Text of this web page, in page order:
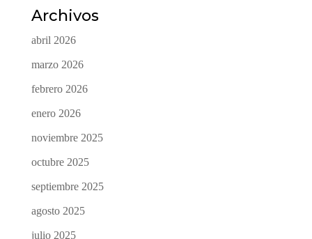
Archivos
abril 2026
marzo 2026
febrero 2026
enero 2026
noviembre 2025
octubre 2025
septiembre 2025
agosto 2025
julio 2025